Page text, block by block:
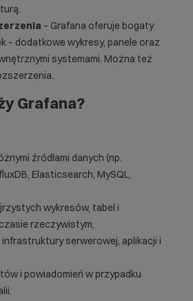
– Grafana oferuje bogaty
– dodatkowe wykresy, panele oraz
systemami. Można też
Grafana?
źródłami danych (np.
Elasticsearch, MySQL,
wykresów, tabel i
rzeczywistym,
serwerowej, aplikacji i
i powiadomień w przypadku